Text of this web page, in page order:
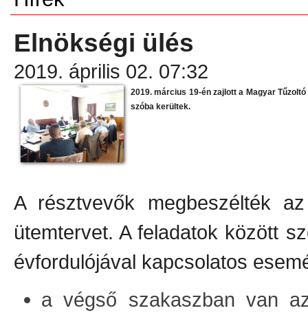
Elnökségi ülés
2019. április 02. 07:32
2019. március 19-én zajlott a Magyar
szóba kerültek.
A résztvevők megbeszélték
ütemtervet. A feladatok között
évfordulójával kapcsolatos
a végső szakaszban van